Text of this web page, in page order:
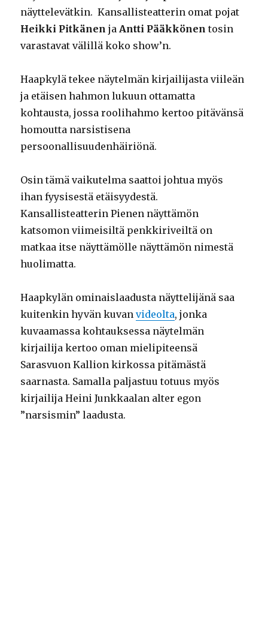
näyttelevätkin. Kansallisteatterin omat pojat
Heikki Pitkänen ja Antti Pääkkönen tosin
varastavat välillä koko show’n.
Haapkylä tekee näytelmän kirjailijasta viileän
ja etäisen hahmon lukuun ottamatta
kohtausta, jossa roolihahmo kertoo pitävänsä
homoutta narsistisena
persoonallisuudenhäiriönä.
Osin tämä vaikutelma saattoi johtua myös
ihan fyysisestä etäisyydestä.
Kansallisteatterin Pienen näyttämön
katsomon viimeisiltä penkkiriveiltä on
matkaa itse näyttämölle näyttämön nimestä
huolimatta.
Haapkylän ominaislaadusta näyttelijänä saa
kuitenkin hyvän kuvanvideolta, jonka
kuvaamassa kohtauksessa näytelmän
kirjailija kertoo oman mielipiteensä
Sarasvuon Kallion kirkossa pitämästä
saarnasta. Samalla paljastuu totuus myös
kirjailija Heini Junkkaalan alter egon
”narsismin” laadusta.